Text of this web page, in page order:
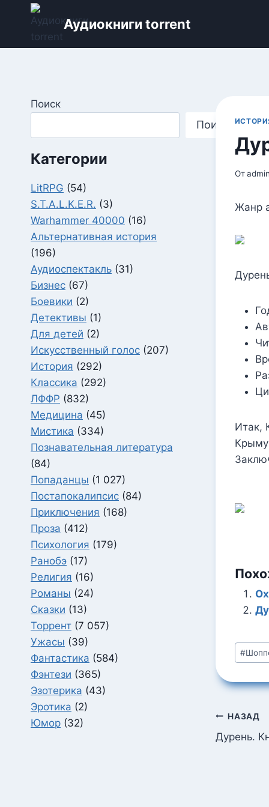
Перейти
содержимому
Аудиокниги torrent
Отadmin
Жанр
Итак,
Крыму
Метки
#
по
НАЗАД
Дурень.
Поиск
Поиск
Категории
LitRPG (54)
S.T.A.L.K.E.R. (3)
Warhammer 40000 (16)
Альтернативная история
(196)
Аудиоспектакль (31)
Бизнес (67)
Боевики (2)
Детективы (1)
Для детей (2)
Искусственный голос (207)
История (292)
Классика (292)
ЛФФР (832)
Медицина (45)
Мистика (334)
Познавательная литература
(84)
Попаданцы (1 027)
Постапокалипсис (84)
Приключения (168)
Проза (412)
Психология (179)
Ранобэ (17)
Религия (16)
Романы (24)
Сказки (13)
Торрент (7 057)
Ужасы (39)
Фантастика (584)
Фэнтези (365)
Эзотерика (43)
Эротика (2)
Юмор (32)